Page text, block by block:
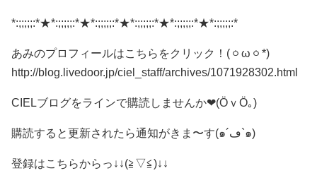
*:;;;;;:*★*:;;;;;:*★*:;;;;;:*★*:;;;;;:*★*:;;;;;:*★*:;;;;;:*
あみのプロフィールはこちらをクリック！(ㆁωㆁ*)
http://blog.livedoor.jp/ciel_staff/archives/1071928302.html
CIELブログをラインで購読しませんか❤(ӦｖӦ｡)
購読すると更新されたら通知がきま〜す(๑´ڡ`๑)
登録はこちらからっ↓↓(≧▽≦)↓↓